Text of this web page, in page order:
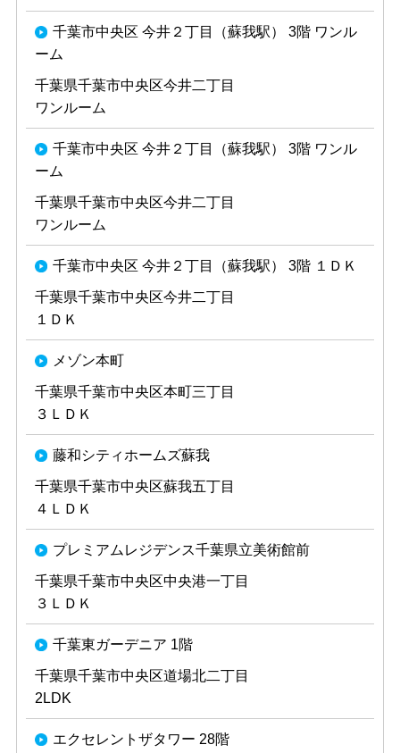
千葉市中央区 今井２丁目（蘇我駅） 3階 ワンル
ーム
千葉県千葉市中央区今井二丁目
ワンルーム
千葉市中央区 今井２丁目（蘇我駅） 3階 ワンル
ーム
千葉県千葉市中央区今井二丁目
ワンルーム
千葉市中央区 今井２丁目（蘇我駅） 3階 １ＤＫ
千葉県千葉市中央区今井二丁目
１ＤＫ
メゾン本町
千葉県千葉市中央区本町三丁目
３ＬＤＫ
藤和シティホームズ蘇我
千葉県千葉市中央区蘇我五丁目
４ＬＤＫ
プレミアムレジデンス千葉県立美術館前
千葉県千葉市中央区中央港一丁目
３ＬＤＫ
千葉東ガーデニア 1階
千葉県千葉市中央区道場北二丁目
2LDK
エクセレントザタワー 28階